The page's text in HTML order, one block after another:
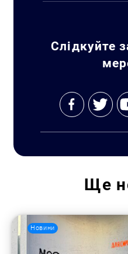
Пошук за
Слідкуйте
Ще
Новини